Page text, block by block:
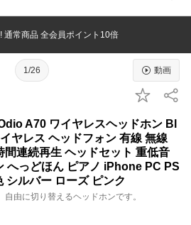
通常商品 全会員ポイント10倍
1/26 動画
A70 ワイヤレスヘッドホン Bl
ヤレス ヘッドフォン 有線 無線
間連続再生 ヘッドセット 重低音
へっどほん ピアノ iPhone PC PS
ルバー ローズ ピンク
由に切り替えるヘッドホンです。